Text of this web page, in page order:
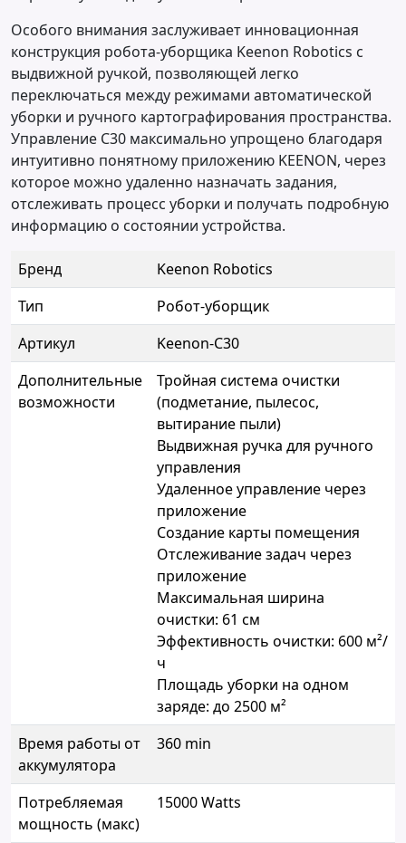
Особого внимания заслуживает инновационная
конструкция робота-уборщика Keenon Robotics с
выдвижной ручкой, позволяющей легко
переключаться между режимами автоматической
уборки и ручного картографирования пространства.
Управление C30 максимально упрощено благодаря
интуитивно понятному приложению KEENON, через
которое можно удаленно назначать задания,
отслеживать процесс уборки и получать подробную
информацию о состоянии устройства.
Бренд
Keenon Robotics
Тип
Робот-уборщик
Артикул
Keenon-C30
Дополнительные
возможности
Тройная система очистки
(подметание, пылесос,
вытирание пыли)
Выдвижная ручка для ручного
управления
Удаленное управление через
приложение
Создание карты помещения
Отслеживание задач через
приложение
Максимальная ширина
очистки: 61 см
Эффективность очистки: 600 м²/
ч
Площадь уборки на одном
заряде: до 2500 м²
Время работы от
аккумулятора
360 min
Потребляемая
мощность (макс)
15000 Watts